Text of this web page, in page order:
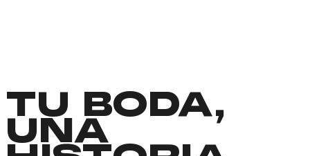
TU BODA,
UNA